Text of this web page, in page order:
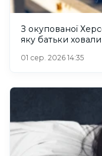
З окупованої
яку батьки ховали
01 сер. 2026 14:35